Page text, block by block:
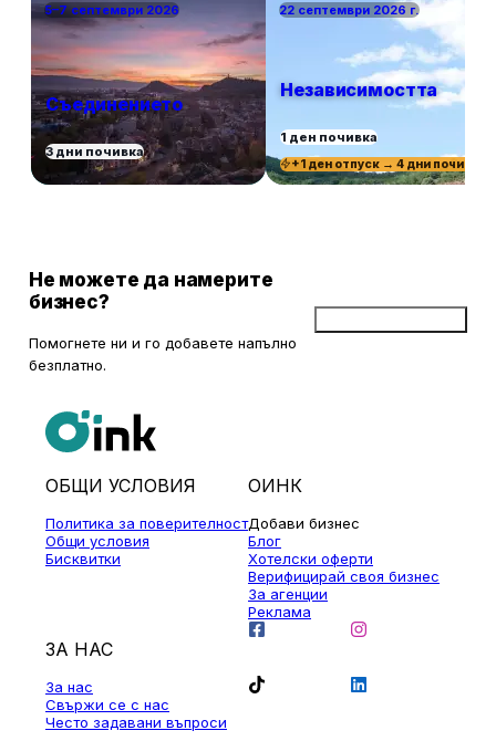
5–7 септември 2026
Съединението
3 дни почивка
22 септември 2026 г.
Независимостта
1 ден почивка
+1 ден отпуск → 4 дни почивка
Не можете да намерите
бизнес?
Помогнете ни и го добавете напълно
безплатно.
ОБЩИ УСЛОВИЯ
Политика за поверителност
Общи условия
Бисквитки
ОИНК
Добави бизнес
Блог
Хотелски оферти
Верифицирай своя бизнес
За агенции
Реклама
ЗА НАС
За нас
Свържи се с нас
Често задавани въпроси